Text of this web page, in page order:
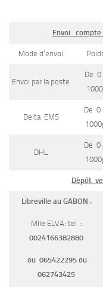
Envoi compte
Mode d’envoi
Envoi par la poste
De 0
Delta EMS
De 0
DHL
De 0
Dépôt
Libreville au GABON :
Mlle ELVA: tel :
0024166382880
ou 065422295 ou
062743425